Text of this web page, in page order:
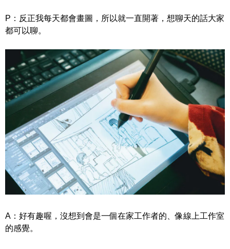
P：反正我每天都會畫圖，所以就一直開著，想聊天的話大家
都可以聊。
A：好有趣喔，沒想到會是一個在家工作者的、像線上工作室
的感覺。